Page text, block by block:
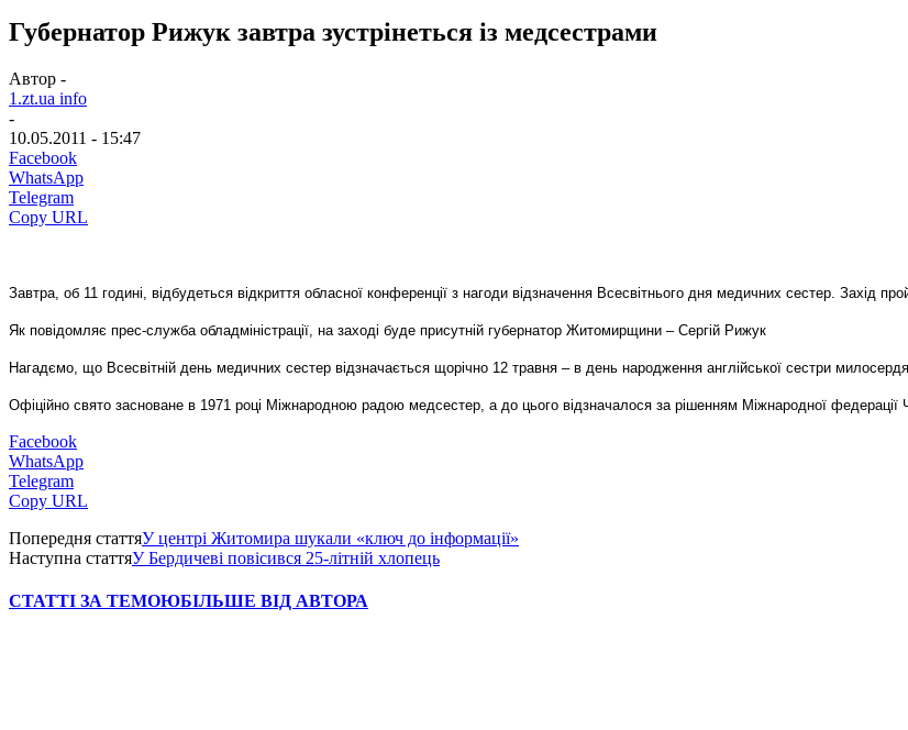
Губернатор Рижук завтра зустрінеться із медсестрами
Автор -
1.zt.ua info
-
10.05.2011 - 15:47
Facebook
WhatsApp
Telegram
Copy URL
Завтра, об 11 годині, відбудеться відкриття обласної конференції з нагоди відзначення Всесвітнього дня медичних сестер. Захід
Як повідомляє прес-служба обладміністрації, на заході буде присутній губернатор Житомирщини – Сергій Рижук
Нагадємо, що Всесвітній день медичних сестер відзначається щорічно 12 травня – в день народження англійської сестри
Офіційно свято засноване в 1971 році Міжнародною радою медсестер, а до цього відзначалося за рішенням Міжнародної федерації
Facebook
WhatsApp
Telegram
Copy URL
Попередня статтяУ центрі Житомира шукали «ключ до інформації»
Наступна статтяУ Бердичеві повісився 25-літній хлопець
СТАТТІ ЗА ТЕМОЮБІЛЬШЕ ВІД АВТОРА